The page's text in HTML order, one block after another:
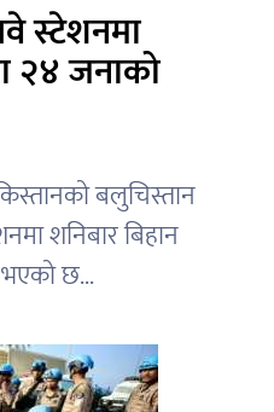
स्टेशनमा
२४ जनाको
बलुचिस्तान
शनिबार बिहान
छ...